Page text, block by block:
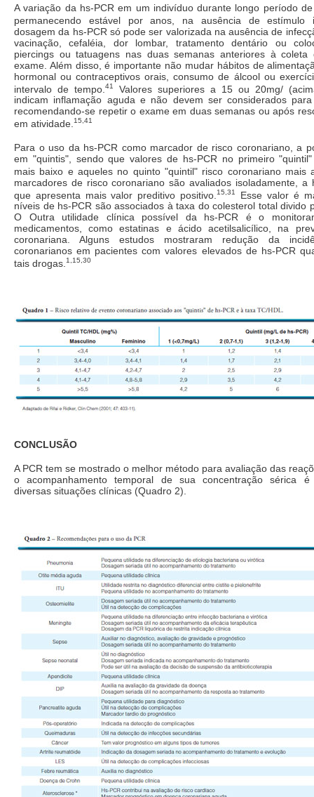
A variação da hs-PCR em um indivíduo durante longo período
permanecendo estável por anos, na ausência de estímulo
dosagem da hs-PCR só pode ser valorizada na ausência de
vacinação, cefaléia, dor lombar, tratamento dentário ou
piercings ou tatuagens nas duas semanas anteriores à
exame. Além disso, é importante não mudar hábitos de
hormonal ou contraceptivos orais, consumo de álcool ou
intervalo de tempo. 41
Valores superiores a 15 ou 20mg/
indicam inflamação aguda e não devem ser considerados
recomendando-se repetir o exame em duas semanas ou após
em atividade. 15,41
Para o uso da hs-PCR como marcador de risco coronariano, a
em "quintis", sendo que valores de hs-PCR no primeiro
mais baixo e aqueles no quinto "quintil" risco coronariano mais
marcadores de risco coronariano são avaliados isoladamente, a
que apresenta mais valor preditivo positivo.15,31
Esse valor é
níveis de hs-PCR são associados à taxa do colesterol total divido
O Outra utilidade clínica possível da hs-PCR é o
medicamentos, como estatinas e ácido acetilsalicílico, na
coronariana. Alguns estudos mostraram redução da
coronarianos em pacientes com valores elevados de hs-PCR
tais drogas. 1,15,30
CONCLUSÃO
A PCR tem se mostrado o melhor método para avaliação das
o acompanhamento temporal de sua concentração sérica é
diversas situações clínicas (Quadro 2).